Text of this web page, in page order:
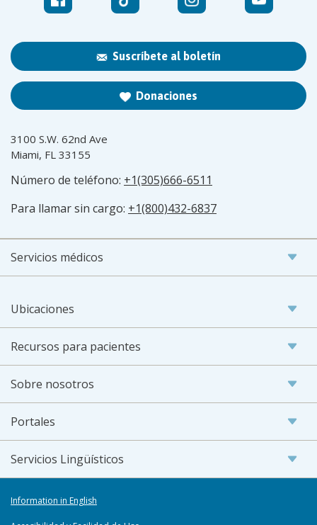
Suscríbete al boletín
Donaciones
3100 S.W. 62nd Ave
Miami, FL 33155
Número de teléfono: +1(305)666-6511
Para llamar sin cargo: +1(800)432-6837
Servicios médicos
Ubicaciones
Recursos para pacientes
Sobre nosotros
Portales
Servicios Lingüísticos
Information in English